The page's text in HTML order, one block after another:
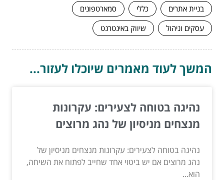
בניית אתרים כללי
סמארטפונים
עסקים וניהול
שיווק באינטרנט
המשך לעוד מאמרים שיוכלו לעזור...
נהיגה בטוחה לצעירים: עקרונות
מנצחים מניסיון של נהג מרוצים
נהיגה בטוחה לצעירים: עקרונות מנצחים מניסיון של
נהג מרוצים אם יש ביטוי אחד שחייב לפתוח את השיחה,
הוא...